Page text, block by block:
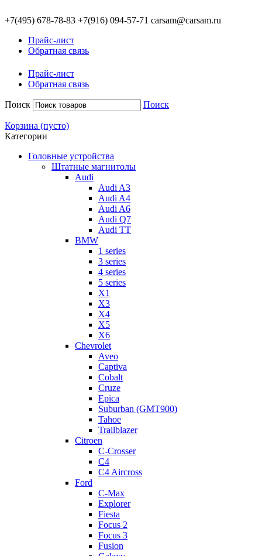
+7(495) 678-78-83 +7(916) 094-57-71 carsam@carsam.ru
Прайс-лист
Обратная связь
Прайс-лист
Обратная связь
Поиск Поиск
Корзина (пусто)
Категории
Головные устройства
Штатные магнитолы
Audi
Audi A3
Audi A4
Audi A6
Audi Q7
Audi TT
BMW
1 series
3 series
4 series
5 series
X1
X3
X4
X5
X6
Chevrolet
Aveo
Captiva
Cobalt
Cruze
Epica
Suburban (GMT900)
Tahoe
Trailblazer
Citroen
C-Crosser
C4
C4 Aircross
Ford
C-Max
Explorer
Fiesta
Focus 2
Focus 3
Fusion